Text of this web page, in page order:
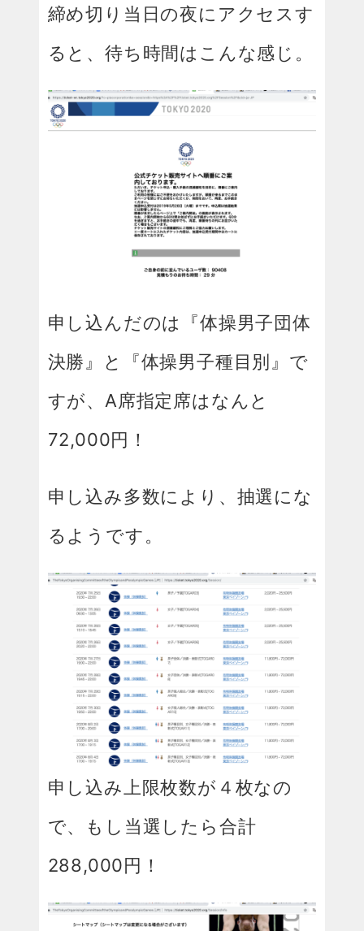
締め切り当日の夜にアクセスす
ると、待ち時間はこんな感じ。
申し込んだのは『体操男子団体
決勝』と『体操男子種目別』で
すが、A席指定席はなんと
72,000円！
申し込み多数により、抽選にな
るようです。
申し込み上限枚数が４枚なの
で、もし当選したら合計
288,000円！